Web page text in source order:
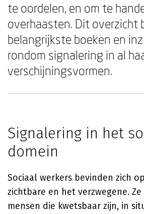
te oordelen, en om te
overhaasten. Dit overzicht
belangrijkste boeken en
rondom signalering in al
verschijningsvormen.
Signalering in het
domein
Sociaal werkers bevinden zich
zichtbare en het verzwegene.
mensen die kwetsbaar zijn, in